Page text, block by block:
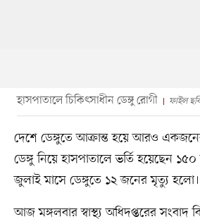
হাসপাতালে চিকিৎসাধীন ডেঙ্গু রোগী ফাইল
দেশে ডেঙ্গুতে আক্রান্ত হয়ে আরও
ডেঙ্গু নিয়ে হাসপাতালে ভর্তি হয়েছেন
জুলাই মাসে ডেঙ্গুতে ১২ জনের মৃত্যু হলো।
আজ মঙ্গলবার স্বাস্থ্য অধিদপ্তরের সংবাদ